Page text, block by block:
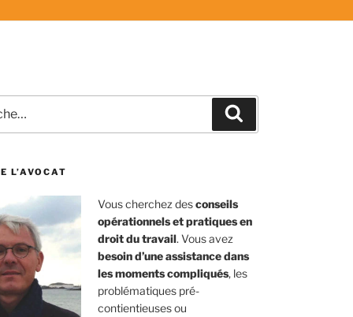
L’AVOCAT
Vous cherchez desconseils
opérationnels et pratiques en
droit du travail. Vous avez
besoin d’une assistance dans
les moments compliqués, les
problématiques pré-
contientieuses ou